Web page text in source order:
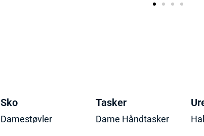
Sko
Damestøvler
Tasker
Dame Håndtasker